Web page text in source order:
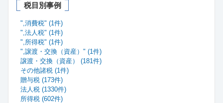
税目別事例
",消費税" (1件)
",法人税" (1件)
",所得税" (1件)
",譲渡・交換（資産）" (1件)
譲渡・交換（資産） (181件)
その他諸税 (1件)
贈与税 (173件)
法人税 (1330件)
所得税 (602件)